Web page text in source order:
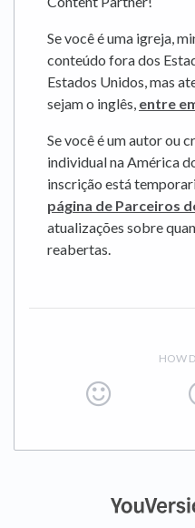
Se você é uma igreja,
conteúdo fora dos
Estados Unidos, mas
sejam o inglês, entre
Se você é um autor ou
individual na América
inscrição está
página de Parceiros
atualizações sobre
reabertas.
HOW